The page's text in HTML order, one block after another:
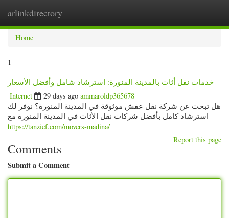
arlinkdirectory
Home
1
خدمات نقل أثاث بالمدينة المنورة: استرشاد شامل وأفضل الأسعار
Internet 29 days ago ammaroldp365678
هل تبحث عن شركة نقل عفش موثوقة في المدينة المنورة؟ نوفر لك
استرشاد كامل بأفضل شركات نقل الأثاث في المدينة المنورة مع
https://tanzief.com/movers-madina/
Report this page
Comments
Submit a Comment